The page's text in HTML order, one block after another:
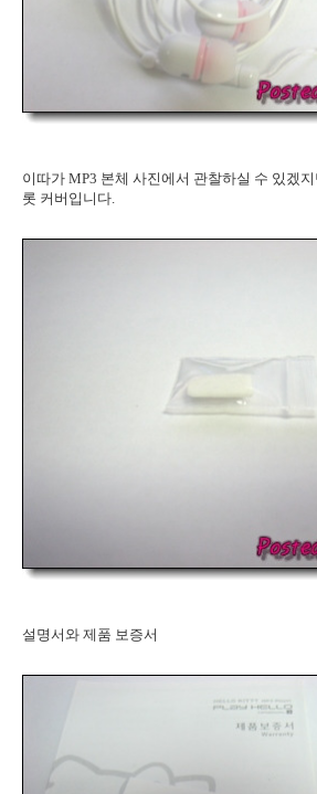
이따가 MP3 본체 사진에서 관찰하실 수 있겠
롯 커버입니다.
설명서와 제품 보증서